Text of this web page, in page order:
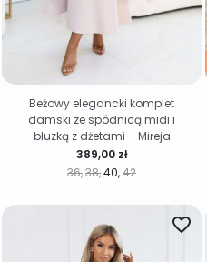
36 38 40 42
Cena
389,00 zł
Beżowy elegancki komplet
damski ze spódnicą midi i
bluzką z dżetami – Mireja
favorite_border